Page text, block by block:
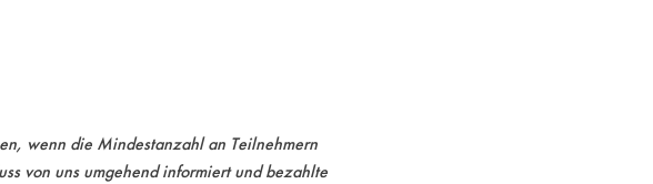
wenn die Mindestanzahl an Teilnehmern
von uns umgehend informiert und bezahlte